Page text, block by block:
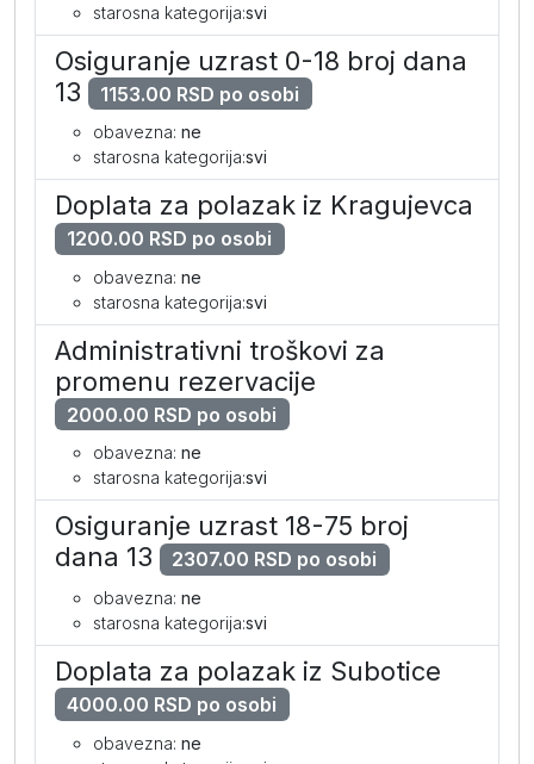
starosna kategorija:svi
Osiguranje uzrast 0-18 broj dana
13
1153.00 RSD po osobi
obavezna: ne
starosna kategorija:svi
Doplata za polazak iz Kragujevca
1200.00 RSD po osobi
obavezna: ne
starosna kategorija:svi
Administrativni troškovi za
promenu rezervacije
2000.00 RSD po osobi
obavezna: ne
starosna kategorija:svi
Osiguranje uzrast 18-75 broj
dana 13
2307.00 RSD po osobi
obavezna: ne
starosna kategorija:svi
Doplata za polazak iz Subotice
4000.00 RSD po osobi
obavezna: ne